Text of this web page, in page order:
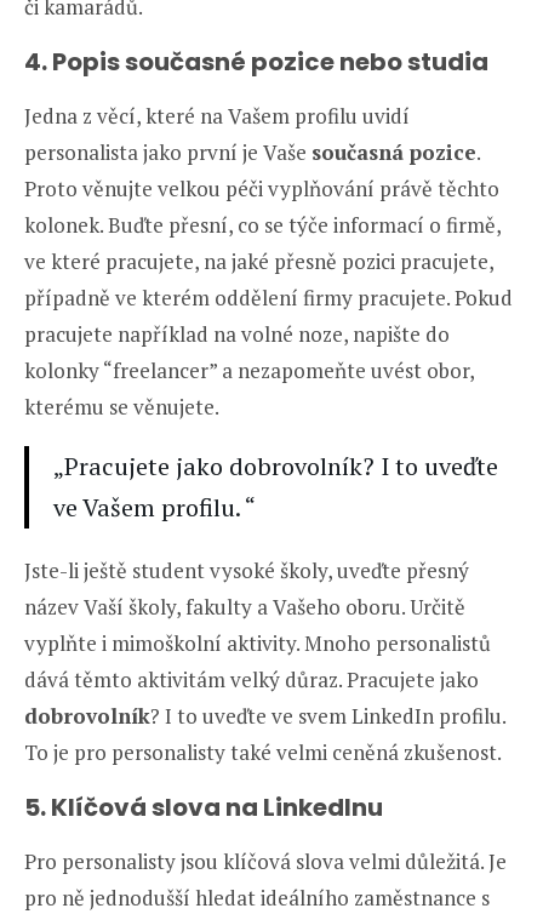
či kamarádů.
4. Popis současné pozice nebo studia
Jedna z věcí, které na Vašem profilu uvidí
personalista jako první je Vaše současná pozice.
Proto věnujte velkou péči vyplňování právě těchto
kolonek. Buďte přesní, co se týče informací o firmě,
ve které pracujete, na jaké přesně pozici pracujete,
případně ve kterém oddělení firmy pracujete. Pokud
pracujete například na volné noze, napište do
kolonky “freelancer” a nezapomeňte uvést obor,
kterému se věnujete.
„Pracujete jako dobrovolník? I to uveďte
ve Vašem profilu. “
Jste-li ještě student vysoké školy, uveďte přesný
název Vaší školy, fakulty a Vašeho oboru. Určitě
vyplňte i mimoškolní aktivity. Mnoho personalistů
dává těmto aktivitám velký důraz. Pracujete jako
dobrovolník? I to uveďte ve svem LinkedIn profilu.
To je pro personalisty také velmi ceněná zkušenost.
5. Klíčová slova na LinkedInu
Pro personalisty jsou klíčová slova velmi důležitá. Je
pro ně jednodušší hledat ideálního zaměstnance s